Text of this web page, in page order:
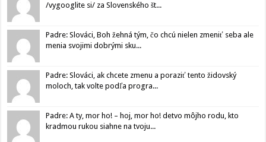
/vygooglite si/ za Slovenského št...
Padre: Slováci, Boh žehná tým, čo chcú nielen zmeniť seba ale
menia svojimi dobrými sku...
Padre: Slováci, ak chcete zmenu a poraziť tento židovský
moloch, tak volte podľa progra...
Padre: A ty, mor ho! – hoj, mor ho! detvo môjho rodu, kto
kradmou rukou siahne na tvoju...